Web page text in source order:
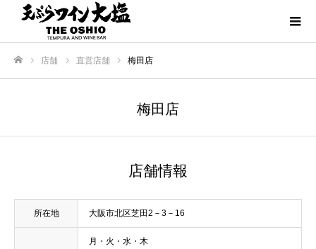
店舗 直営店舗 梅田店
梅田店
店舗情報
所在地 大阪市北区芝田2－3－16
月・火・水・木